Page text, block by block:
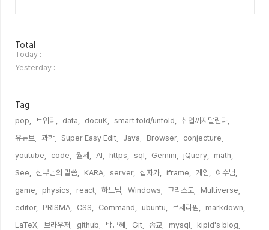
방
문
자
수
Total
Today :
Yesterday :
Tag
pop, 트위터, data, docuK, smart fold/unfold,
취업까지달린다,
유튜브,
과학, Super Easy Edit, Java, Browser,
conjecture,
youtube,
code, 월세, AI, https, sql, Gemini, jQuery,
math,
See,
신부님의 말씀, KARA, server, 십자가, iframe, 게임,
예수님,
game,
physics, react, 하느님, Windows, 그리스도,
Multiverse,
editor,
PRISMA, CSS, Command, ubuntu, 르세라핌,
markdown,
LaTeX,
브라우저, github, 박근혜, Git, 종교, mysql,
kipid's blog,